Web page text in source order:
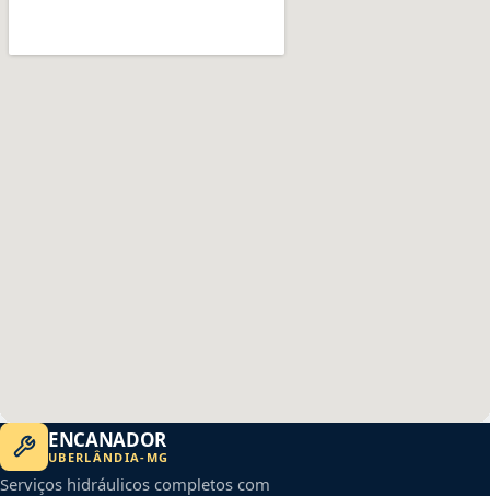
ENCANADOR
UBERLÂNDIA- MG
Serviços hidráulicos completos com